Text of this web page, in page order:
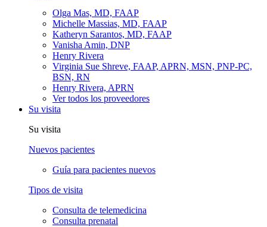
Olga Mas, MD, FAAP
Michelle Massias, MD, FAAP
Katheryn Sarantos, MD, FAAP
Vanisha Amin, DNP
Henry Rivera
Virginia Sue Shreve, FAAP, APRN, MSN, PNP-PC,
BSN, RN
Henry Rivera, APRN
Ver todos los proveedores
Su visita
Su visita
Nuevos pacientes
Guía para pacientes nuevos
Tipos de visita
Consulta de telemedicina
Consulta prenatal